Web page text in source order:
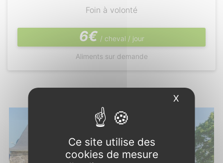
Foin à volonté
6€ / cheval / jour
Aliments sur demande
Photos
Ce site utilise des
cookies de mesure
X Masquer